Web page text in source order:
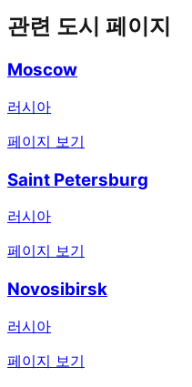
관련 도시 페이지
Moscow
러시아
페이지 보기
Saint Petersburg
러시아
페이지 보기
Novosibirsk
러시아
페이지 보기